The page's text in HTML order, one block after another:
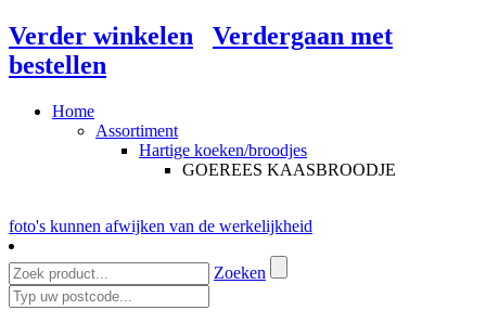
Verder winkelen
Verdergaan met
bestellen
Home
Assortiment
Hartige koeken/broodjes
GOEREES KAASBROODJE
foto's kunnen afwijken van de werkelijkheid
Zoeken